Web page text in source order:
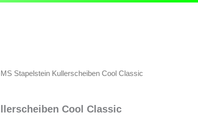
Stapelstein Kullerscheiben Cool Classic
Cool Classic